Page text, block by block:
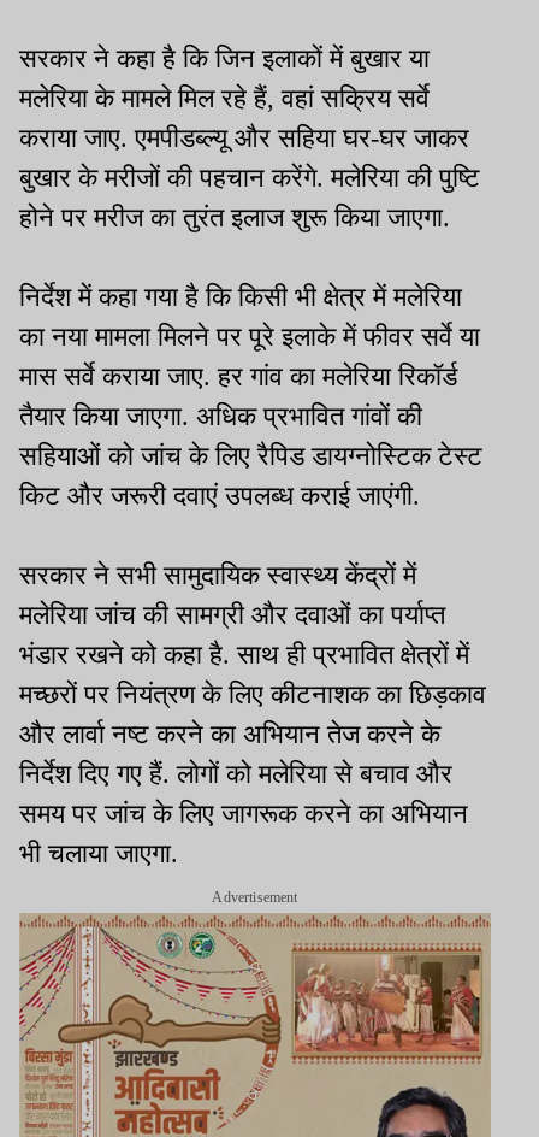
सरकार ने कहा है कि जिन इलाकों में बुखार या
मलेरिया के मामले मिल रहे हैं, वहां सक्रिय सर्वे
कराया जाए. एमपीडब्ल्यू और सहिया घर-घर जाकर
बुखार के मरीजों की पहचान करेंगे. मलेरिया की पुष्टि
होने पर मरीज का तुरंत इलाज शुरू किया जाएगा.
निर्देश में कहा गया है कि किसी भी क्षेत्र में मलेरिया
का नया मामला मिलने पर पूरे इलाके में फीवर सर्वे या
मास सर्वे कराया जाए. हर गांव का मलेरिया रिकॉर्ड
तैयार किया जाएगा. अधिक प्रभावित गांवों की
सहियाओं को जांच के लिए रैपिड डायग्नोस्टिक टेस्ट
किट और जरूरी दवाएं उपलब्ध कराई जाएंगी.
सरकार ने सभी सामुदायिक स्वास्थ्य केंद्रों में
मलेरिया जांच की सामग्री और दवाओं का पर्याप्त
भंडार रखने को कहा है. साथ ही प्रभावित क्षेत्रों में
मच्छरों पर नियंत्रण के लिए कीटनाशक का छिड़काव
और लार्वा नष्ट करने का अभियान तेज करने के
निर्देश दिए गए हैं. लोगों को मलेरिया से बचाव और
समय पर जांच के लिए जागरूक करने का अभियान
भी चलाया जाएगा.
Advertisement